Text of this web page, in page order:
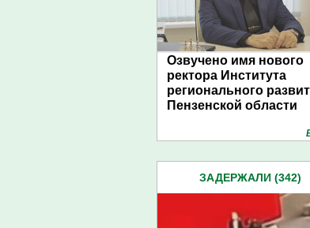
Озвучено имя нового
ректора Института
регионального
Пензенской области
ЗАДЕРЖАЛИ (342)